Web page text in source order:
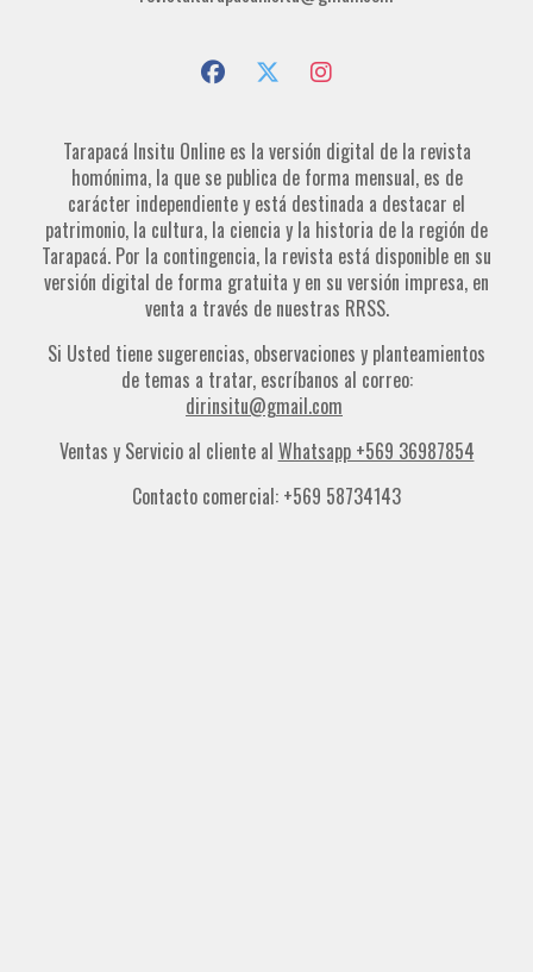
Tarapacá Insitu Online es la versión digital de la revista
homónima, la que se publica de forma mensual, es de
carácter independiente y está destinada a destacar el
patrimonio, la cultura, la ciencia y la historia de la región de
Tarapacá. Por la contingencia, la revista está disponible en su
versión digital de forma gratuita y en su versión impresa, en
venta a través de nuestras RRSS.
Si Usted tiene sugerencias, observaciones y planteamientos
de temas a tratar, escríbanos al correo:
dirinsitu@gmail.com
Ventas y Servicio al cliente al Whatsapp +569 36987854
Contacto comercial: +569 58734143